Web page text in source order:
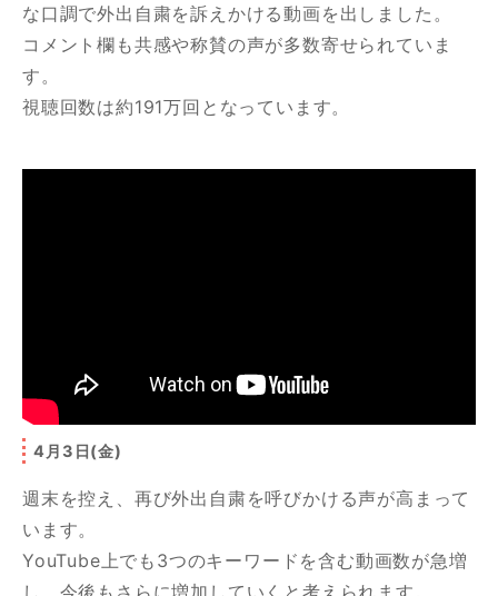
な口調で外出自粛を訴えかける動画を出しました。
コメント欄も共感や称賛の声が多数寄せられていま
す。
視聴回数は約191万回となっています。
4月3日(金)
週末を控え、再び外出自粛を呼びかける声が高まって
います。
YouTube上でも3つのキーワードを含む動画数が急増